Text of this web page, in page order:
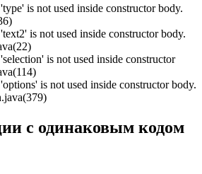
is not used inside constructor body.
is not used inside constructor body.
is not used inside constructor
is not used inside constructor body.
с одинаковым кодом